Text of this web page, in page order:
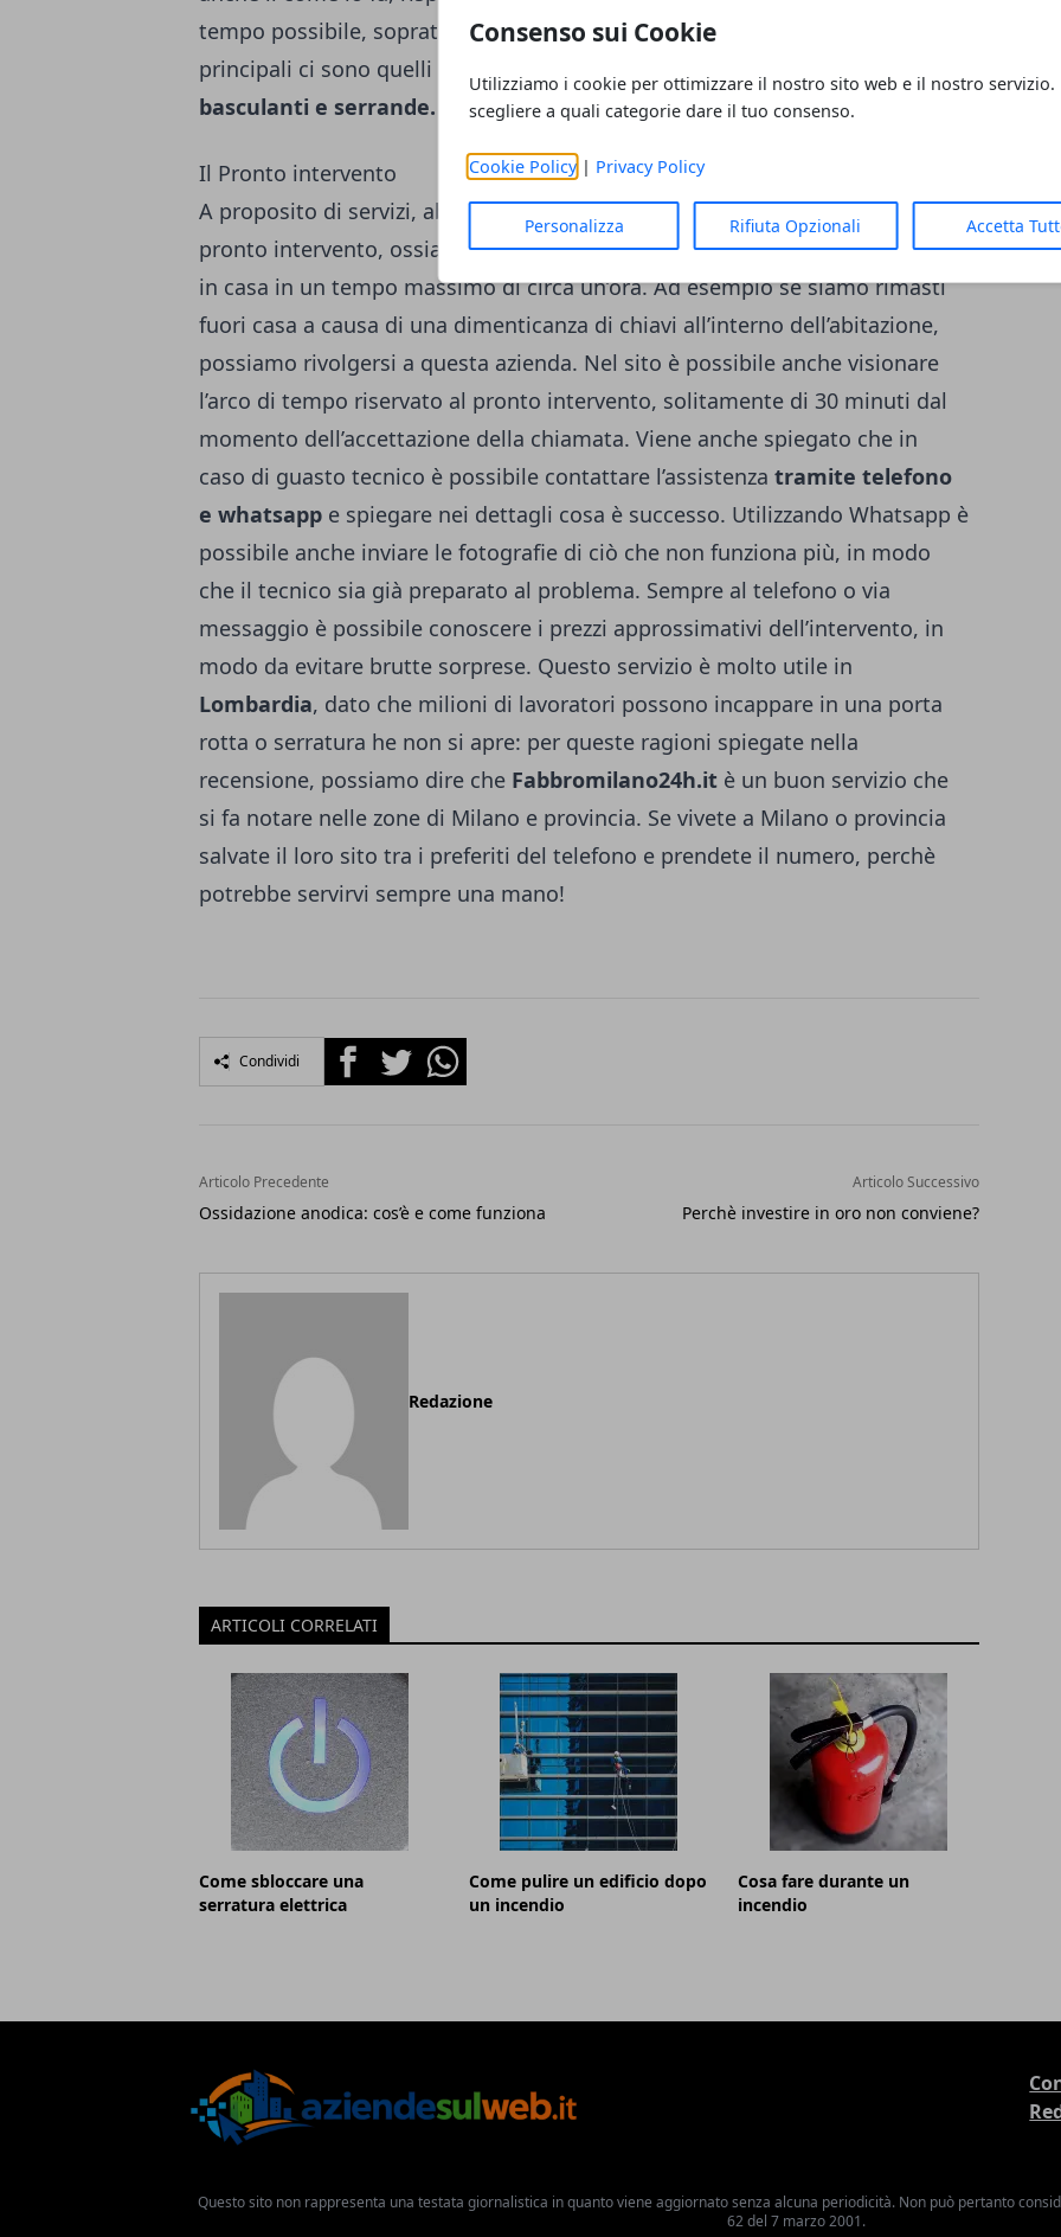
Consenso sui Cookie
Utilizziamo i cookie per ottimizzare il nostro sito web e il nostro servizio.
scegliere a quali categorie dare il tuo consenso.
Cookie Policy| Privacy Policy
Personalizza Rifiuta Opzionali Accetta
tempo possibile, sopratutto se si tratta di pronto intervento. Tra i servizi
principali ci sono quelli inerenti alle
basculanti e serrande.
Il Pronto intervento
A proposito di servizi, abbiamo detto cheFabbroMilano24hsi occupa di
pronto intervento, ossia di risolvere quelle emergenze che possono capitare
in casa in un tempo massimo di circa un’ora. Ad esempio se siamo rimasti
fuori casa a causa di una dimenticanza di chiavi all’interno dell’abitazione,
possiamo rivolgersi a questa azienda. Nel sito è possibile anche visionare
l’arco di tempo riservato al pronto intervento, solitamente di 30 minuti dal
momento dell’accettazione della chiamata. Viene anche spiegato che in
caso di guasto tecnico è possibile contattare l’assistenza tramite telefono
e whatsapp e spiegare nei dettagli cosa è successo. Utilizzando Whatsapp è
possibile anche inviare le fotografie di ciò che non funziona più, in modo
che il tecnico sia già preparato al problema. Sempre al telefono o via
messaggio è possibile conoscere i prezzi approssimativi dell’intervento, in
modo da evitare brutte sorprese. Questo servizio è molto utile in
Lombardia, dato che milioni di lavoratori possono incappare in una porta
rotta o serratura he non si apre: per queste ragioni spiegate nella
recensione, possiamo dire che Fabbromilano24h.it è un buon servizio che
si fa notare nelle zone di Milano e provincia. Se vivete a Milano o provincia
salvate il loro sito tra i preferiti del telefono e prendete il numero, perchè
potrebbe servirvi sempre una mano!
Condividi FacebookTwitterWhatsapp
Articolo Precedente
Ossidazione anodica: cos’è e come funziona
Articolo Successivo
Perchè investire in oro non conviene?
Redazione
ARTICOLI CORRELATI
Come sbloccare una
serratura elettrica
Come pulire un edificio dopo
un incendio
Cosa fare durante un
incendio
Questo sito non rappresenta una testata giornalistica in quanto viene aggiornato senza alcuna periodicità. Non può pertanto
62 del 7 marzo 2001.